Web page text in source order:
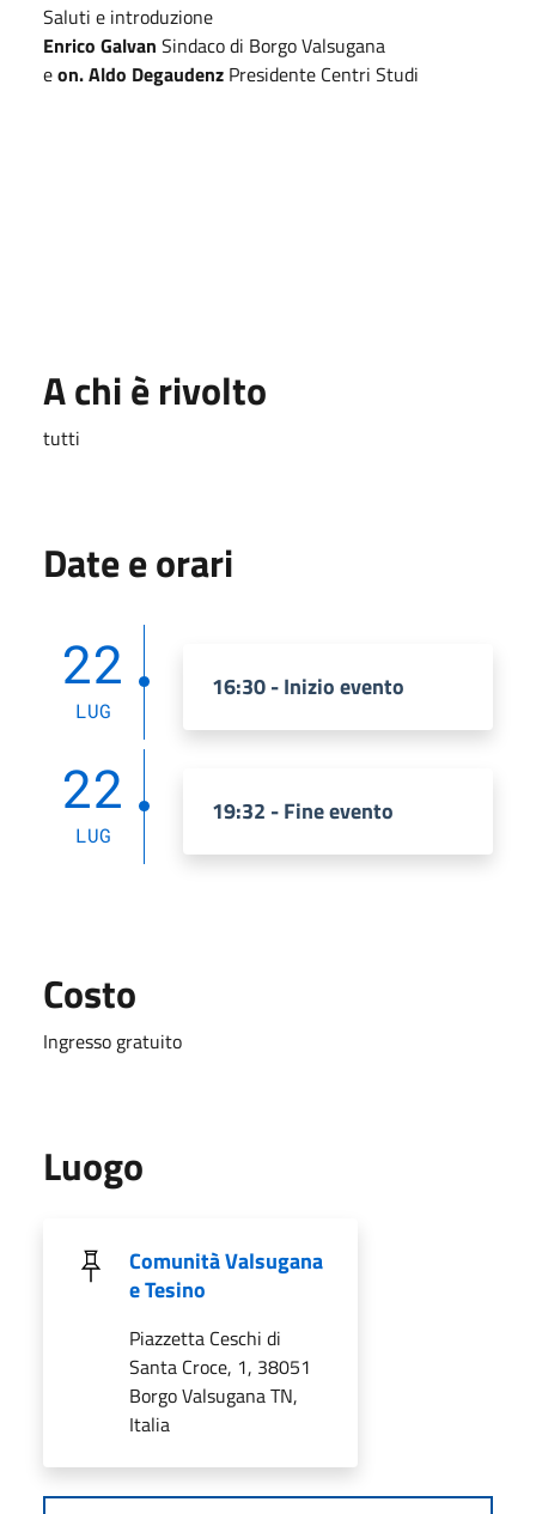
Saluti e introduzione
Enrico Galvan Sindaco di Borgo Valsugana
eon. Aldo Degaudenz Presidente Centri Studi
A chi è rivolto
tutti
Date e orari
22
LUG
16:30 - Inizio evento
22
LUG
19:32 - Fine evento
Costo
Ingresso gratuito
Luogo
Comunità Valsugana
e Tesino
Piazzetta Ceschi di
Santa Croce, 1, 38051
Borgo Valsugana TN,
Italia